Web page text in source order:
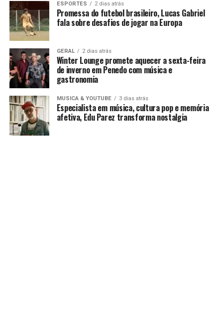
ESPORTES 2 dias atrás
Promessa do futebol brasileiro, Lucas Gabriel
fala sobre desafios de jogar na Europa
GERAL 2 dias atrás
Winter Lounge promete aquecer a sexta-feira
de inverno em Penedo com música e
gastronomia
MUSICA & YOUTUBE 3 dias atrás
Especialista em música, cultura pop e memória
afetiva, Edu Parez transforma nostalgia